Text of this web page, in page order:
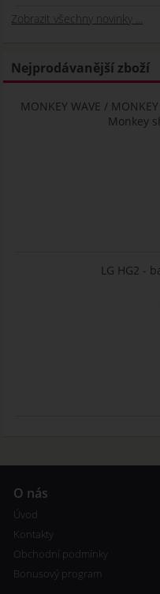
Zobrazit všechny novinky ...
Nejprodávanější zboží
MONKEY WAVE /
Monkey
LG HG2 -
O nás
Úvod
Kontakty
Obchodní podmínky
Bonusový program